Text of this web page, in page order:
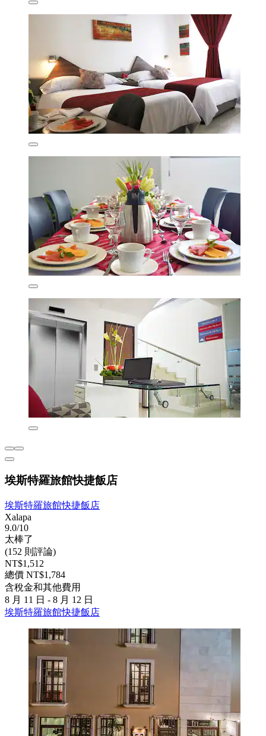
埃斯特羅旅館快捷飯店
埃斯特羅旅館快捷飯店
Xalapa
9.0/10
太棒了
(152 則評論)
NT$1,512
總價 NT$1,784
含稅金和其他費用
8 月 11 日 - 8 月 12 日
埃斯特羅旅館快捷飯店